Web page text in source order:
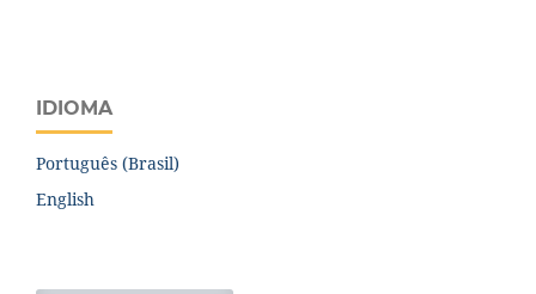
IDIOMA
Português (Brasil)
English